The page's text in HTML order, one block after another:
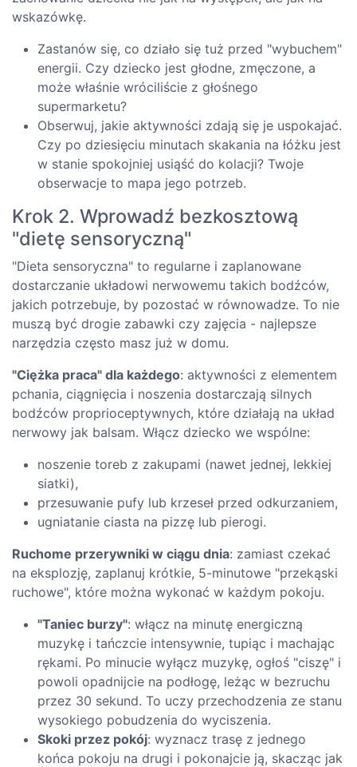
wskazówkę.
Zastanów się, co działo się tuż przed "wybuchem"
energii. Czy dziecko jest głodne, zmęczone, a
może właśnie wróciliście z głośnego
supermarketu?
Obserwuj, jakie aktywności zdają się je uspokajać.
Czy po dziesięciu minutach skakania na łóżku jest
w stanie spokojniej usiąść do kolacji? Twoje
obserwacje to mapa jego potrzeb.
Krok 2. Wprowadź bezkosztową
"dietę sensoryczną"
"Dieta sensoryczna" to regularne i zaplanowane
dostarczanie układowi nerwowemu takich bodźców,
jakich potrzebuje, by pozostać w równowadze. To nie
muszą być drogie zabawki czy zajęcia - najlepsze
narzędzia często masz już w domu.
"Ciężka praca" dla każdego: aktywności z elementem
pchania, ciągnięcia i noszenia dostarczają silnych
bodźców proprioceptywnych, które działają na układ
nerwowy jak balsam. Włącz dziecko we wspólne:
noszenie toreb z zakupami (nawet jednej, lekkiej
siatki),
przesuwanie pufy lub krzeseł przed odkurzaniem,
ugniatanie ciasta na pizzę lub pierogi.
Ruchome przerywniki w ciągu dnia: zamiast czekać
na eksplozję, zaplanuj krótkie, 5-minutowe "przekąski
ruchowe", które można wykonać w każdym pokoju.
"Taniec burzy": włącz na minutę energiczną
muzykę i tańczcie intensywnie, tupiąc i machając
rękami. Po minucie wyłącz muzykę, ogłoś "ciszę" i
powoli opadnijcie na podłogę, leżąc w bezruchu
przez 30 sekund. To uczy przechodzenia ze stanu
wysokiego pobudzenia do wyciszenia.
Skoki przez pokój: wyznacz trasę z jednego
końca pokoju na drugi i pokonajcie ją, skacząc jak